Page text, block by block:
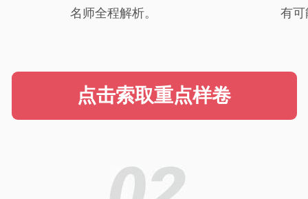
名师全程解析。
有可
点击索取重点样卷